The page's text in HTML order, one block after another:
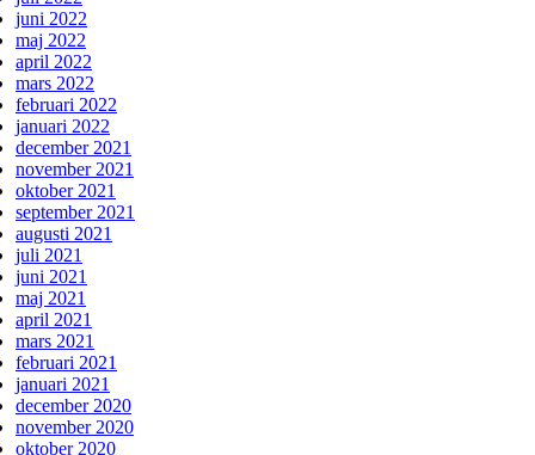
juni 2022
maj 2022
april 2022
mars 2022
februari 2022
januari 2022
december 2021
november 2021
oktober 2021
september 2021
augusti 2021
juli 2021
juni 2021
maj 2021
april 2021
mars 2021
februari 2021
januari 2021
december 2020
november 2020
oktober 2020